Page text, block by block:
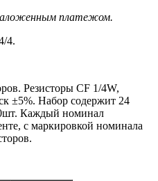
платежом.
4.
Резисторы CF 1/4W,
±5%. Набор содержит 24
Каждый номинал
с маркировкой номинала